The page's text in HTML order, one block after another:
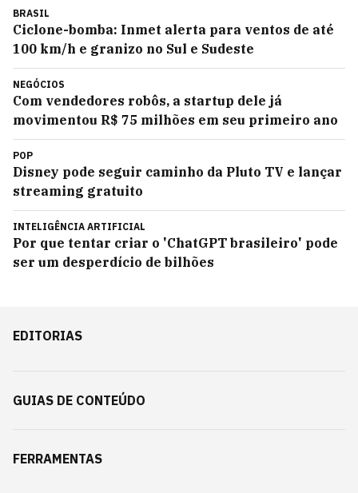
BRASIL
Ciclone-bomba: Inmet alerta para ventos de até
100 km/h e granizo no Sul e Sudeste
NEGÓCIOS
Com vendedores robôs, a startup dele já
movimentou R$ 75 milhões em seu primeiro ano
POP
Disney pode seguir caminho da Pluto TV e lançar
streaming gratuito
INTELIGÊNCIA ARTIFICIAL
Por que tentar criar o 'ChatGPT brasileiro' pode
ser um desperdício de bilhões
EDITORIAS
GUIAS DE CONTEÚDO
FERRAMENTAS